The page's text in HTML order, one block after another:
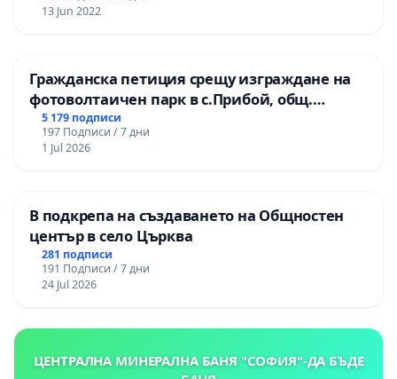
13 Jun 2022
Гражданска петиция срещу изграждане на
фотоволтаичен парк в с.Прибой, общ.
Радомир
5 179 подписи
197 Подписи / 7 дни
1 Jul 2026
В подкрепа на създаването на Общностен
център в село Църква
281 подписи
191 Подписи / 7 дни
24 Jul 2026
ЦЕНТРАЛНА МИНЕРАЛНА БАНЯ "СОФИЯ"-ДА БЪДЕ